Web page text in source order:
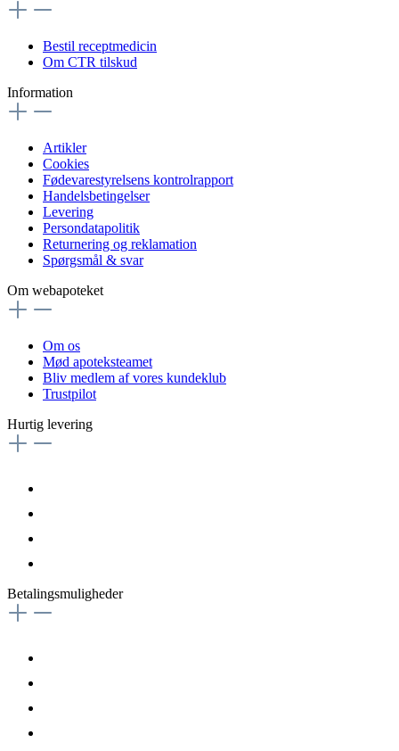
Bestil receptmedicin
Om CTR tilskud
Information
Artikler
Cookies
Fødevarestyrelsens kontrolrapport
Handelsbetingelser
Levering
Persondatapolitik
Returnering og reklamation
Spørgsmål & svar
Om webapoteket
Om os
Mød apoteksteamet
Bliv medlem af vores kundeklub
Trustpilot
Hurtig levering
Betalingsmuligheder